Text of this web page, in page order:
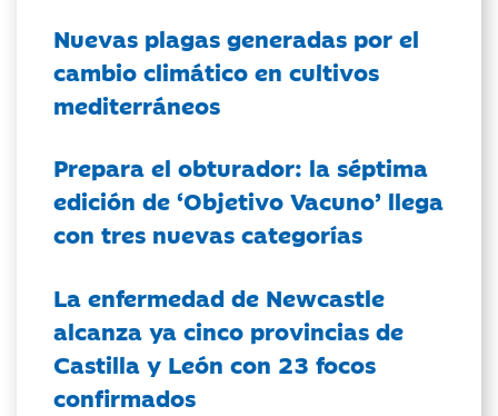
Nuevas plagas generadas por el
cambio climático en cultivos
mediterráneos
Prepara el obturador: la séptima
edición de ‘Objetivo Vacuno’ llega
con tres nuevas categorías
La enfermedad de Newcastle
alcanza ya cinco provincias de
Castilla y León con 23 focos
confirmados